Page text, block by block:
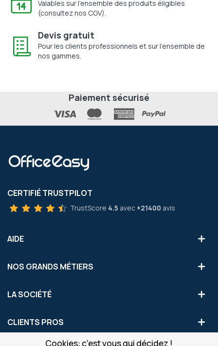
Cookies: c'est vous qui décidez !
Valables sur l'ensemble des produits éligibles
(consultez nos CGV).
Devis gratuit
Pour les clients professionnels et sur l'ensemble de
nos gammes.
Paiement sécurisé
CERTIFIÉ TRUSTPILOT
TrustScore 4.5 avec +21400 avis
AIDE
NOS GRANDS MÉTIERS
LA SOCIÉTÉ
CLIENTS PROS